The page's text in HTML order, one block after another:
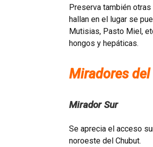
Preserva también
hallan en el lugar se
Mutisias, Pasto Miel,
hongos y hepáticas.
Miradores
Mirador Sur
Se aprecia el acceso
noroeste del Chubut.